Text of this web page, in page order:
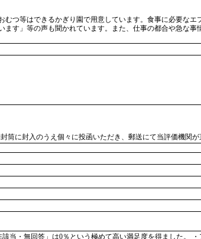
つ等はできるかぎり園で用意しています。食事に必要なエ
す」等の声も聞かれています。また、仕事の都合や急な
に封入のうえ個々に投函いただき、郵送にて当評価機関が
当・無回答」は0％という極めて高い満足度を得ました。